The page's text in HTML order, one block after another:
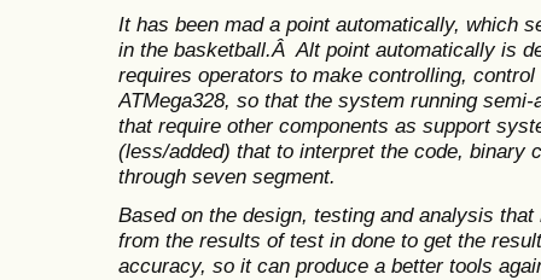
It has been mad a point automatically, which
in the basketball.Â Alt point automatically is
requires operators to make controlling,
ATMega328, so that the system running
that require other components as support
(less/added) that to interpret the code, binary
through seven segment.
Based on the design, testing and analysis
from the results of test in done to get the
accuracy, so it can produce a better tools